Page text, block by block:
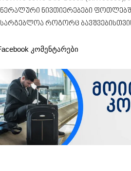
ნივთიერებები
როგორც
კომენტარები